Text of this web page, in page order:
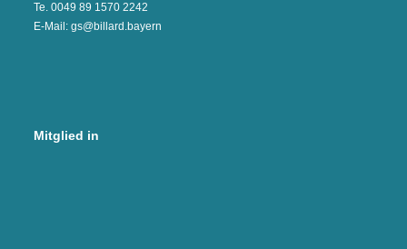
Te. 0049 89 1570 2242
E-Mail: gs@billard.bayern
Mitglied in